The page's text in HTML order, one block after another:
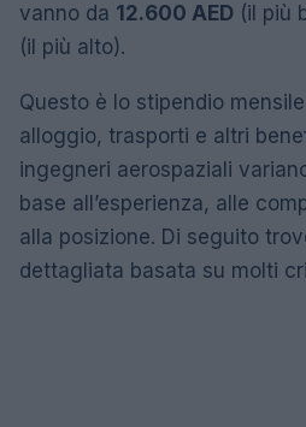
vanno da 12.600 AED (il più
(il più alto).
Questo è lo stipendio
alloggio, trasporti e altri
ingegneri aerospaziali
base all’esperienza, alle
alla posizione. Di seguito
dettagliata basata su molti